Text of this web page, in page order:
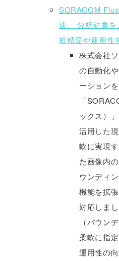
SORACOM
速、 分析対象
析精度や運用性
株式会社
の自動化
ーション
「
ックス）
活用した
軟に実現
た画像内
ウンディ
機能を拡
対応しま
（バウン
柔軟に指
運用性の